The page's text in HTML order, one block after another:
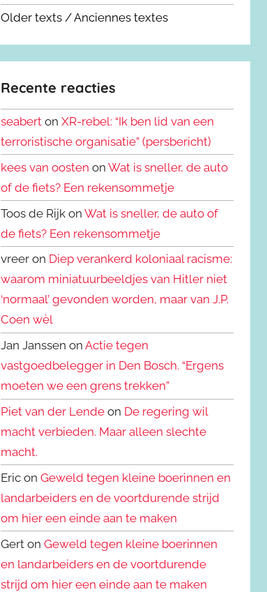
Older texts / Anciennes textes
Recente reacties
seabert onXR-rebel: “Ik ben lid van een
terroristische organisatie” (persbericht)
kees van oosten onWat is sneller, de auto
of de fiets? Een rekensommetje
Toos de Rijk onWat is sneller, de auto of
de fiets? Een rekensommetje
vreer on Diep verankerd koloniaal racisme:
waarom miniatuurbeeldjes van Hitler niet
‘normaal’ gevonden worden, maar van J.P.
Coen wèl
Jan Janssen onActie tegen
vastgoedbelegger in Den Bosch. “Ergens
moeten we een grens trekken”
Piet van der Lende on De regering wil
macht verbieden. Maar alleen slechte
macht.
Eric onGeweld tegen kleine boerinnen en
landarbeiders en de voortdurende strijd
om hier een einde aan te maken
Gert onGeweld tegen kleine boerinnen
en landarbeiders en de voortdurende
strijd om hier een einde aan te maken